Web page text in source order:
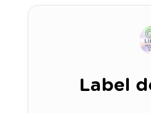
Label